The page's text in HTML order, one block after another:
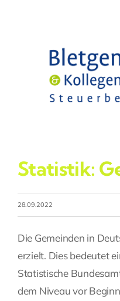
Statistik:
28.09.2022
Die Gemeinden in
erzielt. Dies bedeutet
Statistische
dem Niveau vor